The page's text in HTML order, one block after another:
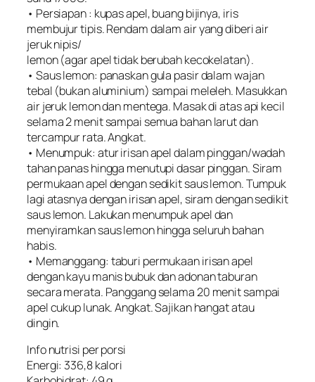
• Persiapan : kupas apel, buang bijinya, iris
membujur tipis. Rendam dalam air yang diberi air
jeruk nipis/
lemon (agar apel tidak berubah kecokelatan).
• Saus lemon: panaskan gula pasir dalam wajan
tebal (bukan aluminium) sampai meleleh. Masukkan
air jeruk lemon dan mentega. Masak di atas api kecil
selama 2 menit sampai semua bahan larut dan
tercampur rata. Angkat.
• Menumpuk: atur irisan apel dalam pinggan/wadah
tahan panas hingga menutupi dasar pinggan. Siram
permukaan apel dengan sedikit saus lemon. Tumpuk
lagi atasnya dengan irisan apel, siram dengan sedikit
saus lemon. Lakukan menumpuk apel dan
menyiramkan saus lemon hingga seluruh bahan
habis.
• Memanggang: taburi permukaan irisan apel
dengan kayu manis bubuk dan adonan taburan
secara merata. Panggang selama 20 menit sampai
apel cukup lunak. Angkat. Sajikan hangat atau
dingin.
Info nutrisi per porsi
Energi: 336,8 kalori